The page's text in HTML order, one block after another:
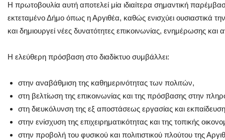
Η πρωτοβουλία αυτή αποτελεί μία ιδιαίτερα σημαντική
εκτεταμένο Δήμο όπως η Αργιθέα, καθώς ενισχύει ουσιαστικά
και δημιουργεί νέες δυνατότητες επικοινωνίας, ενημέρωσης και
Η ελεύθερη πρόσβαση στο διαδίκτυο συμβάλλει:
στην αναβάθμιση της καθημερινότητας των πολιτών,
στη βελτίωση της επικοινωνίας και της πρόσβασης στην
στη διευκόλυνση της εξ αποστάσεως εργασίας και
στην ενίσχυση της επιχειρηματικότητας και της τοπικής
στην προβολή του φυσικού και πολιτιστικού πλούτου της